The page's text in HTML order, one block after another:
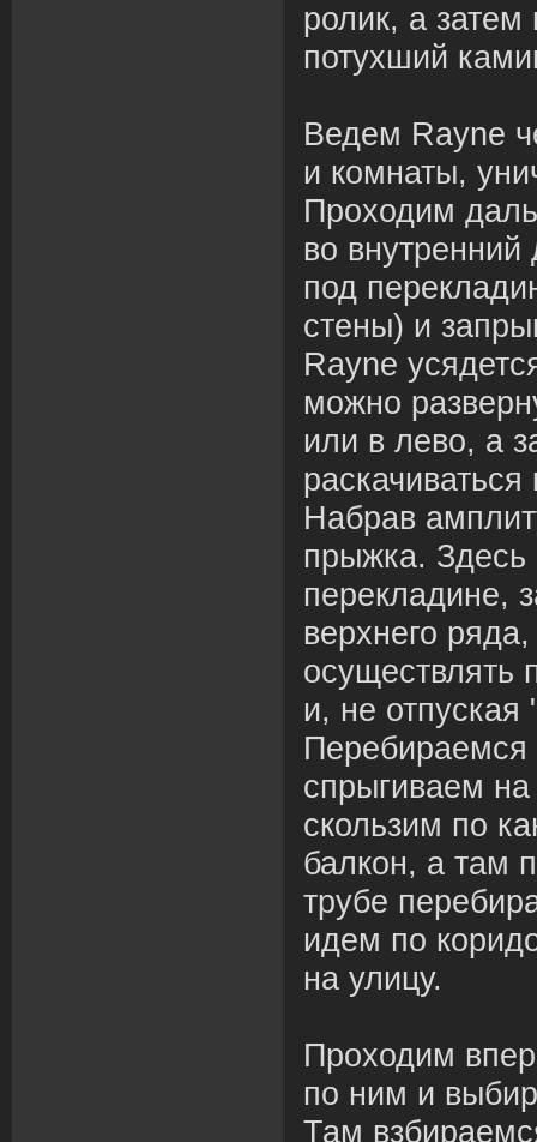
ролик, а
потухший
Ведем Rayne
и комнаты,
Проходим
во
под
стены) и
Rayne
можно
или в лево, а
Набрав
прыжка. Здесь
перекладине,
верхнего
осуществлять
и, не
Перебираемся
спрыгиваем
скользим по
балкон, а там
трубе
идем по
на улицу.
Проходим
по ним и
Там